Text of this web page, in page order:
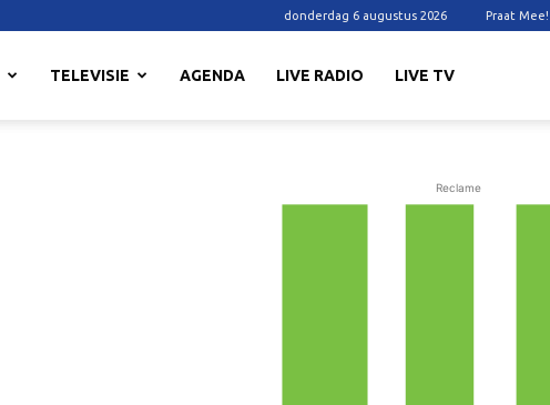
donderdag 6 augustus 2026 Praat Mee!
TELEVISIE AGENDA LIVE RADIO LIVE TV
Reclame